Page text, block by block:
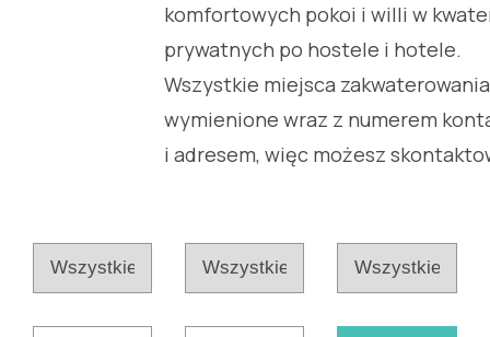
komfortowych pokoi i willi w
prywatnych po hostele i hotele.
Wszystkie miejsca
wymienione wraz z numerem
i adresem, więc możesz